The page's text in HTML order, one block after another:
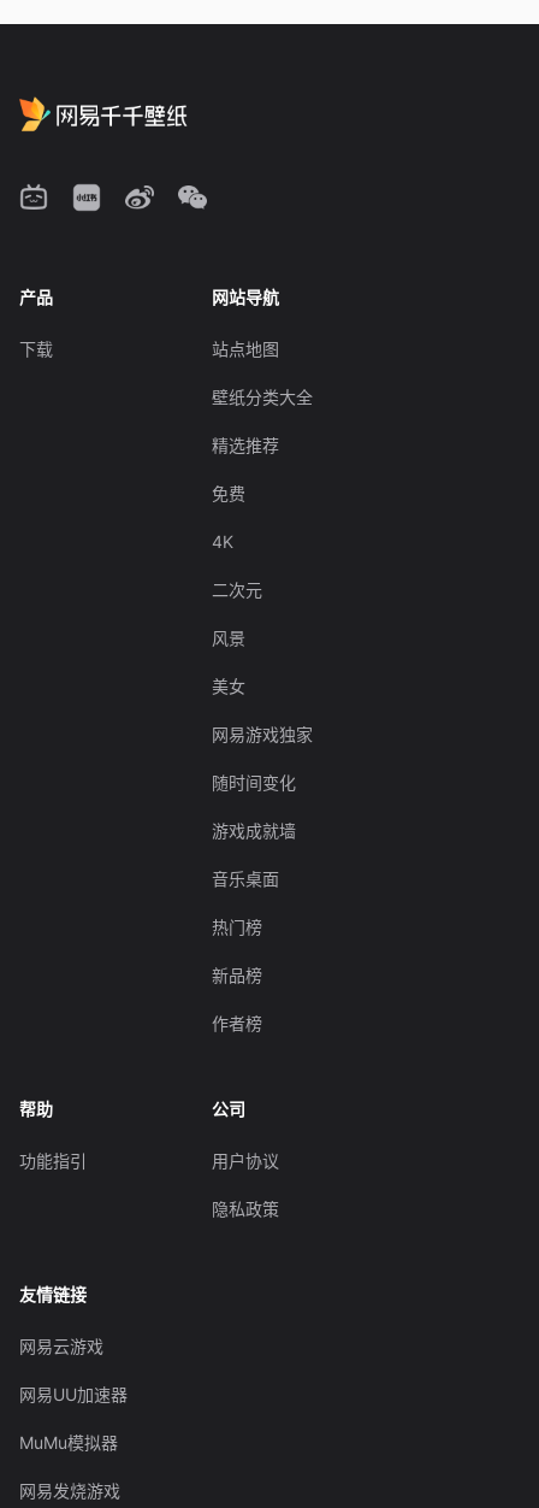
产品
下载
网站导航
站点地图
壁纸分类大全
精选推荐
免费
4K
二次元
风景
美女
网易游戏独家
随时间变化
游戏成就墙
音乐桌面
热门榜
新品榜
作者榜
帮助
功能指引
公司
用户协议
隐私政策
友情链接
网易云游戏
网易UU加速器
MuMu模拟器
网易发烧游戏